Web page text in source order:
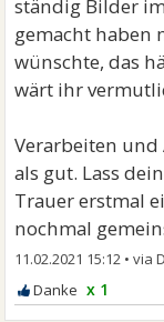
ständig Bilder
gemacht haben
wünschte, das
wärt ihr
Verarbeiten
als gut. Lass
Trauer erstmal
nochmal
11.02.2021 15:12 •
x 1